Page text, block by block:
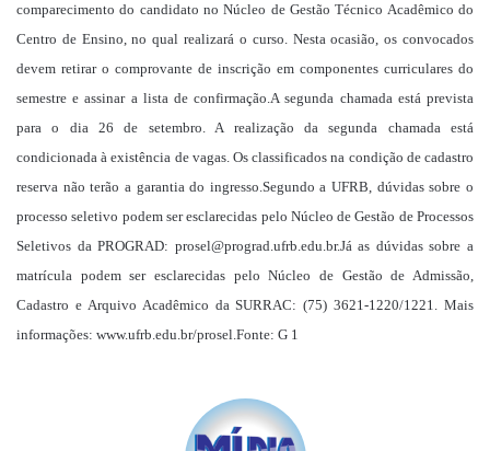
comparecimento do candidato no Núcleo de Gestão Técnico Acadêmico do
Centro de Ensino, no qual realizará o curso. Nesta ocasião, os convocados
devem retirar o comprovante de inscrição em componentes curriculares do
semestre e assinar a lista de confirmação.A segunda chamada está prevista
para o dia 26 de setembro. A realização da segunda chamada está
condicionada à existência de vagas. Os classificados na condição de cadastro
reserva não terão a garantia do ingresso.Segundo a UFRB, dúvidas sobre o
processo seletivo podem ser esclarecidas pelo Núcleo de Gestão de Processos
Seletivos da PROGRAD: prosel@prograd.ufrb.edu.br.Já as dúvidas sobre a
matrícula podem ser esclarecidas pelo Núcleo de Gestão de Admissão,
Cadastro e Arquivo Acadêmico da SURRAC: (75) 3621-1220/1221. Mais
informações: www.ufrb.edu.br/prosel.Fonte: G 1